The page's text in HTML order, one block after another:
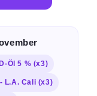
Öl 5 % (x3)
L.A. Cali (x3)